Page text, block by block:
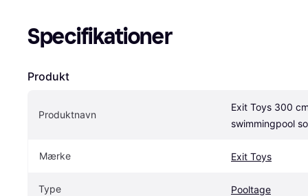
Specifikationer
Produkt
Produktnavn
Exit Toys 300
swimmingpool
Mærke Exit Toys
Type Pooltage